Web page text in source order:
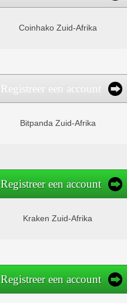
Coinhako Zuid-Afrika
Registreer een account
Bitpanda Zuid-Afrika
Registreer een account
Kraken Zuid-Afrika
Registreer een account